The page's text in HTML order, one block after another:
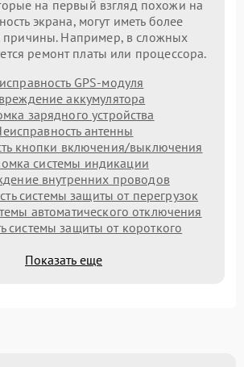
на первый взгляд похожи на
экрана, могут иметь более
причины. Например, в сложных
ремонт платы или процессора.
GPS-модуля
аккумулятора
зарядного устройства
антенны
кнопки включения/выключения
системы индикации
внутренних проводов
системы защиты от перегрузок
автоматического отключения
системы защиты от короткого
Показать еще